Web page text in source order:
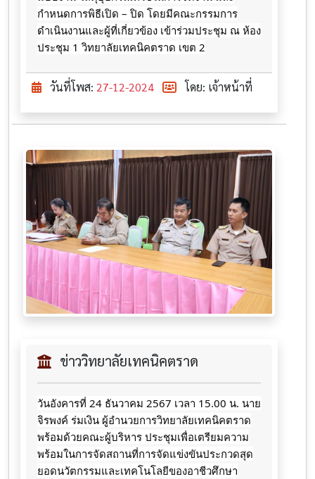
กำหนดการพิธีเปิด – ปิด โดยมีคณะกรรมการ
ดำเนินงานและผู้ที่เกี่ยวข้อง เข้าร่วมประชุม ณ ห้อง
ประชุม 1 วิทยาลัยเทคนิคตราด เขต 2
วันที่โพส: 27-12-2024 โดย: เจ้าหน้าที่
ข่าววิทยาลัยเทคนิคตราด
วันอังคารที่ 24 ธันวาคม 2567 เวลา 15.00 น. นาย
จิรพงค์ ร่มเงิน ผู้อำนวยการวิทยาลัยเทคนิคตราด
พร้อมด้วยคณะผู้บริหาร ประชุมเพื่อเตรียมความ
พร้อมในการจัดสถานที่การจัดแข่งขันประกวดสุด
ยอดนวัตกรรมและเทคโนโลยีของอาชีวศึกษา